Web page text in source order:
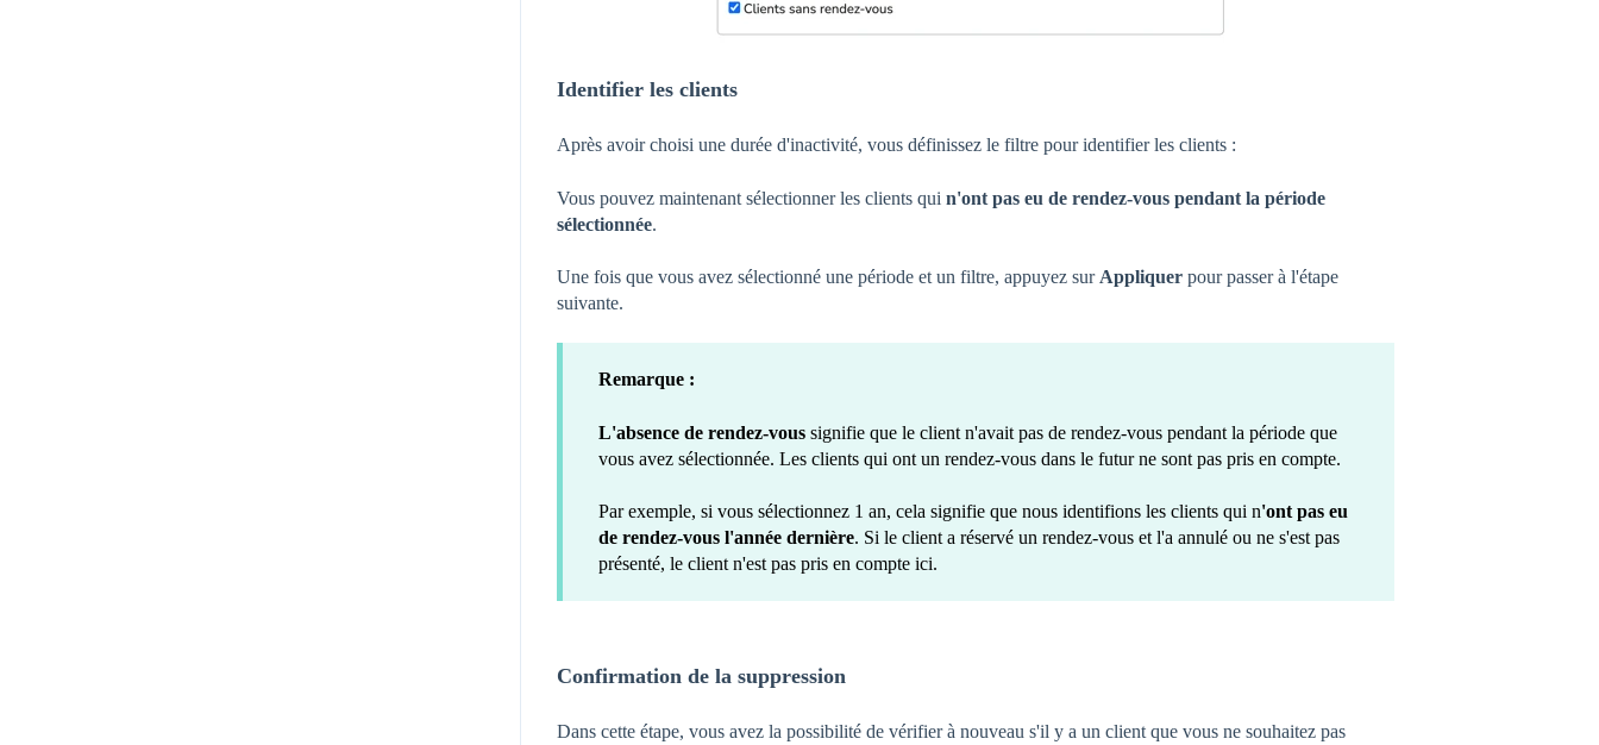
Identifier les clients
Après avoir choisi une durée d'inactivité, vous définissez le filtre pour identifier les clients :
Vous pouvez maintenant sélectionner les clients qui n'ont pas eu de rendez-vous pendant la période
sélectionnée.
Une fois que vous avez sélectionné une période et un filtre, appuyez sur Appliquerpour passer à l'étape
suivante.
Remarque :
L'absence de rendez-vous signifie que le client n'avait pas de rendez-vous pendant la période que
vous avez sélectionnée. Les clients qui ont un rendez-vous dans le futur ne sont pas pris en compte.
Par exemple, si vous sélectionnez 1 an, cela signifie que nous identifions les clients qui n'ont pas eu
de rendez-vous l'année dernière. Si le client a réservé un rendez-vous et l'a annulé ou ne s'est pas
présenté, le client n'est pas pris en compte ici.
Confirmation de la suppression
Dans cette étape, vous avez la possibilité de vérifier à nouveau s'il y a un client que vous ne souhaitez pas